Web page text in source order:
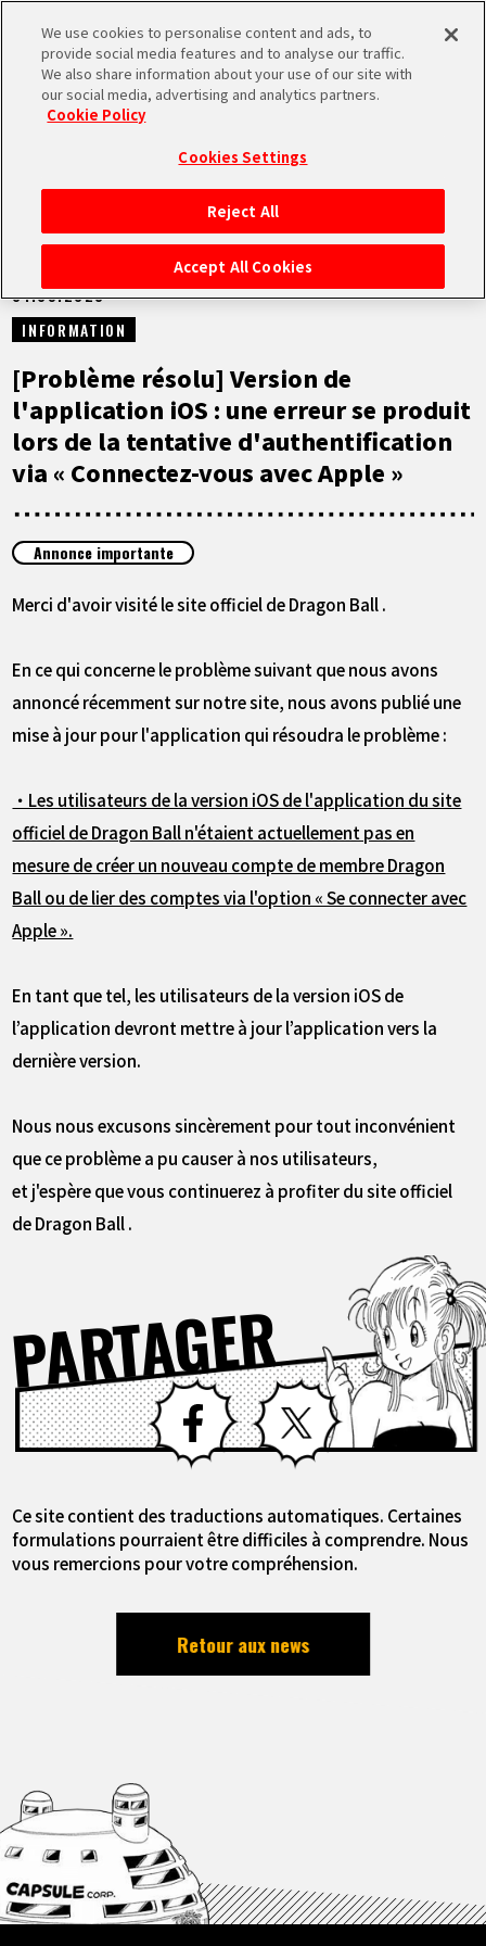
MEN
ACCUEIL
NEWS
À NE PAS MANQUER
VIDÉOS
À PROPOS
LANGUAGE
JP
EN FR DE ES
NEWS
01.09.2023
INFORMATION
[Problème résolu] Version de
l'application iOS : une erreur se produit
lors de la tentative d'authentification
via « Connectez-vous avec Apple »
Annonce importante
Merci d'avoir visité le site officiel de Dragon Ball .
En ce qui concerne le problème suivant que nous avons
annoncé récemment sur notre site, nous avons publié une
mise à jour pour l'application qui résoudra le problème :
・Les utilisateurs de la version iOS de l'application du site
officiel de Dragon Ball n'étaient actuellement pas en
mesure de créer un nouveau compte de membre Dragon
Ball ou de lier des comptes via l'option « Se connecter avec
Apple ».
En tant que tel, les utilisateurs de la version iOS de
l’application devront mettre à jour l’application vers la
dernière version.
Nous nous excusons sincèrement pour tout inconvénient
que ce problème a pu causer à nos utilisateurs,
et j'espère que vous continuerez à profiter du site officiel
de Dragon Ball .
PARTAGERFacebook X
Ce site contient des traductions automatiques. Certaines
formulations pourraient être difficiles à comprendre. Nous
vous remercions pour votre compréhension.
Retour aux news
We use cookies to personalise content and ads, to
provide social media features and to analyse our traffic.
We also share information about your use of our site with
our social media, advertising and analytics partners.
Cookie Policy
Cookies Settings
Reject All
Accept All Cookies